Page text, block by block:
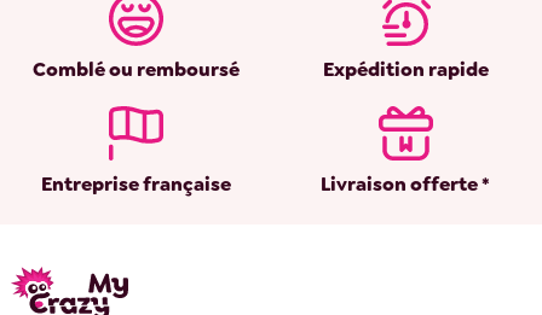
Comblé ou remboursé Expédition rapide
Entreprise française Livraison offerte *